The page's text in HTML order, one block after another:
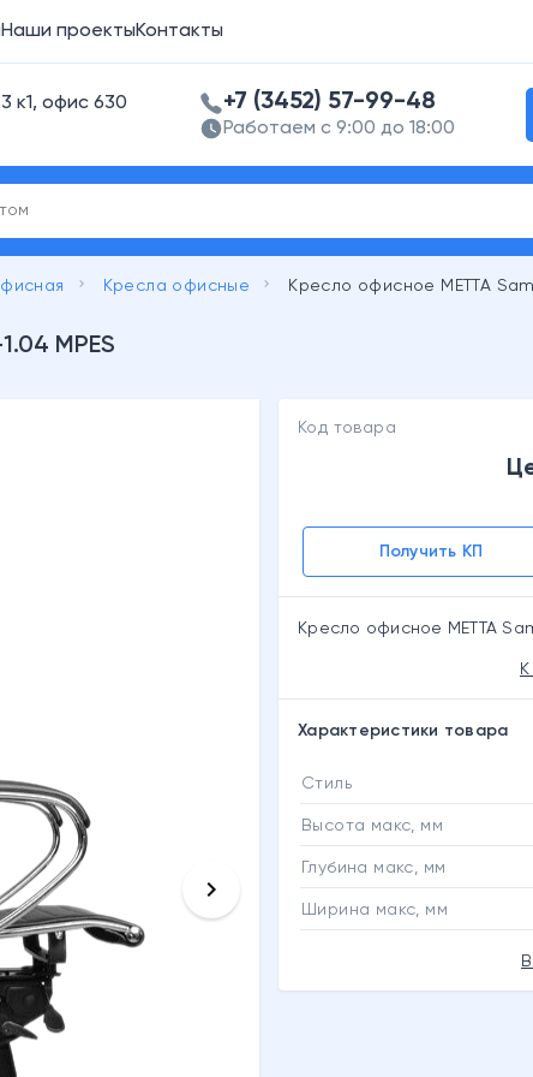
Наши проектыКонтакты
к1, офис 630
+7 (3452) 57-99-48
Работаем с 9:00 до 18:00
keyboard_arrow_right Кресла офисные keyboard_arrow_right Кресло офисное МЕТТА
MPES
keyboard_arrow_right
Код товара
Получить КП
Кресло офисное МЕТТА
Характеристики товара
Стиль
Высота макс, мм
Глубина макс, мм
Ширина макс, мм